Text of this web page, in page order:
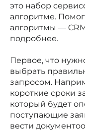
это набор
алгоритме.
алгоритмы —
подробнее.
Первое, что
выбрать
запросом.
короткие сроки
который будет
поступающие
вести